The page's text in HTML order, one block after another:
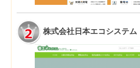
株式会社日本エコシステム